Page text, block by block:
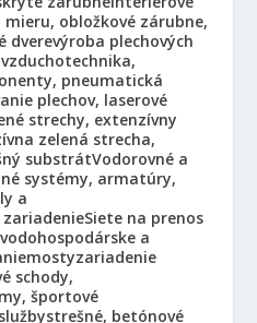
obložkové zárubne,
dverevýroba plechových
pneumatická
plechov, laserové
strechy, extenzívny
zelená strecha,
substrátVodorovné a
systémy, armatúry,
a
zariadenieSiete na prenos
vodohospodárske a
mostyzariadenie
schody,
športové
strešné, betónové